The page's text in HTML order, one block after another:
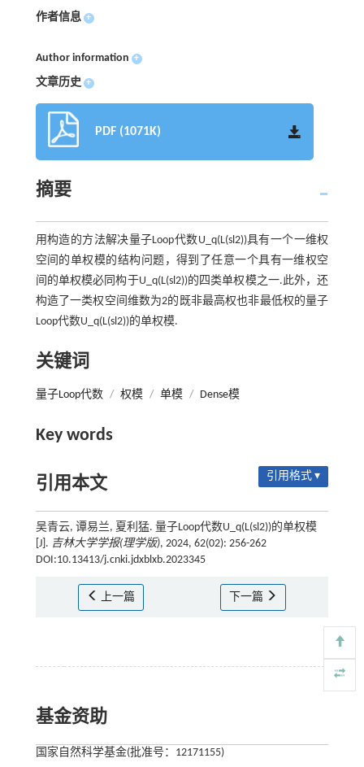
作者信息 +
Author information +
文章历史 +
PDF (1071K)
摘要
用构造的方法解决量子Loop代数U_q(L(sl2))具有一个一维权
空间的单权模的结构问题，得到了任意一个具有一维权空
间的单权模必同构于U_q(L(sl2))的四类单权模之一.此外，还
构造了一类权空间维数为2的既非最高权也非最低权的量子
Loop代数U_q(L(sl2))的单权模.
关键词
量子Loop代数 / 权模 / 单模 / Dense模
Key words
引用本文 引用格式 ▾
吴青云, 谭易兰, 夏利猛. 量子Loop代数U_q(L(sl2))的单权模
[J]. 吉林大学学报(理学版), 2024, 62(02): 256-262
DOI:10.13413/j.cnki.jdxblxb.2023345
上一篇 下一篇
基金资助
国家自然科学基金(批准号：12171155)